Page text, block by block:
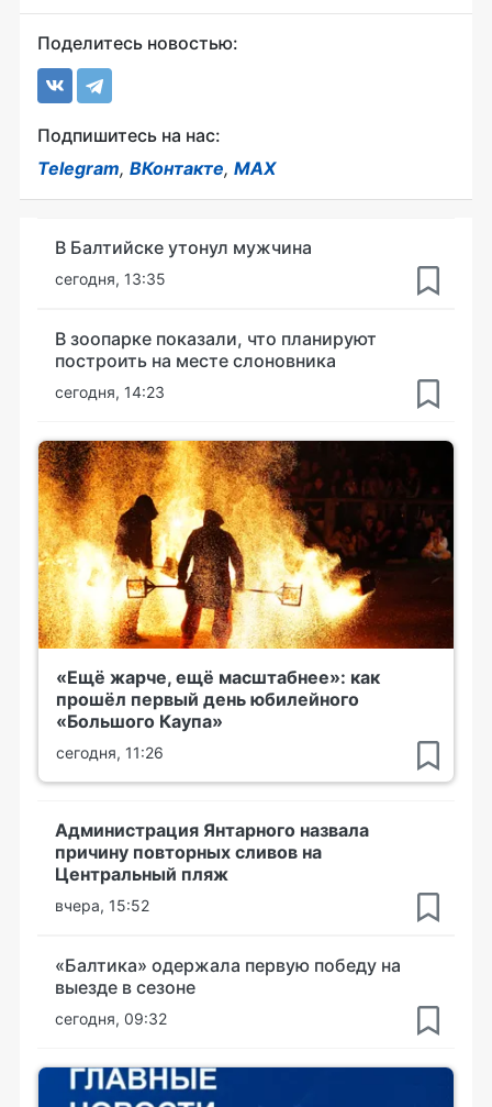
Поделитесь новостью:
Подпишитесь на нас:
Telegram, ВКонтакте, MAX
В Балтийске утонул мужчина
сегодня, 13:35
В зоопарке показали, что планируют
построить на месте слоновника
сегодня, 14:23
«Ещё жарче, ещё масштабнее»: как
прошёл первый день юбилейного
«Большого Каупа»
сегодня, 11:26
Администрация Янтарного назвала
причину повторных сливов на
Центральный пляж
вчера, 15:52
«Балтика» одержала первую победу на
выезде в сезоне
сегодня, 09:32